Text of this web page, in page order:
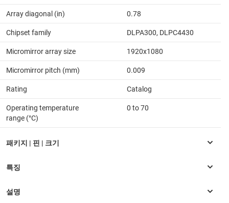
Array diagonal (in) 0.78
Chipset family DLPA300, DLPC4430
Micromirror array size 1920x1080
Micromirror pitch (mm) 0.009
Rating Catalog
Operating temperature
range (°C)
0 to 70